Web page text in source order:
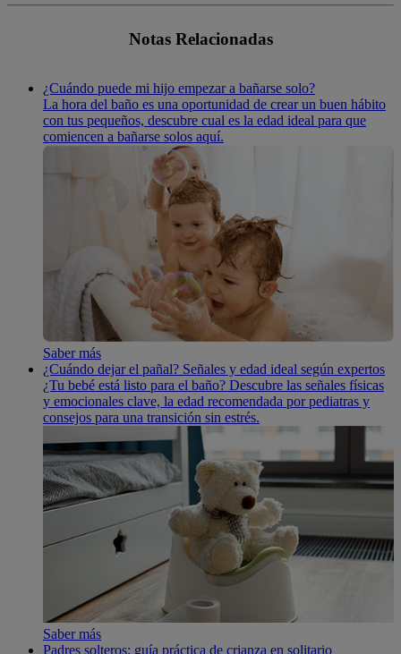
Notas Relacionadas
¿Cuándo puede mi hijo empezar a bañarse solo?
La hora del baño es una oportunidad de crear un buen hábito
con tus pequeños, descubre cual es la edad ideal para que
comiencen a bañarse solos aquí.
Saber más
¿Cuándo dejar el pañal? Señales y edad ideal según expertos
¿Tu bebé está listo para el baño? Descubre las señales físicas
y emocionales clave, la edad recomendada por pediatras y
consejos para una transición sin estrés.
Saber más
Padres solteros: guía práctica de crianza en solitario